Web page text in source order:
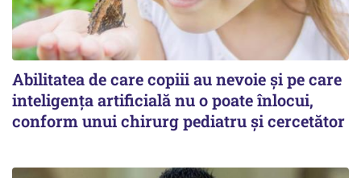
Abilitatea de care copiii au nevoie și pe care
inteligența artificială nu o poate înlocui,
conform unui chirurg pediatru și cercetător